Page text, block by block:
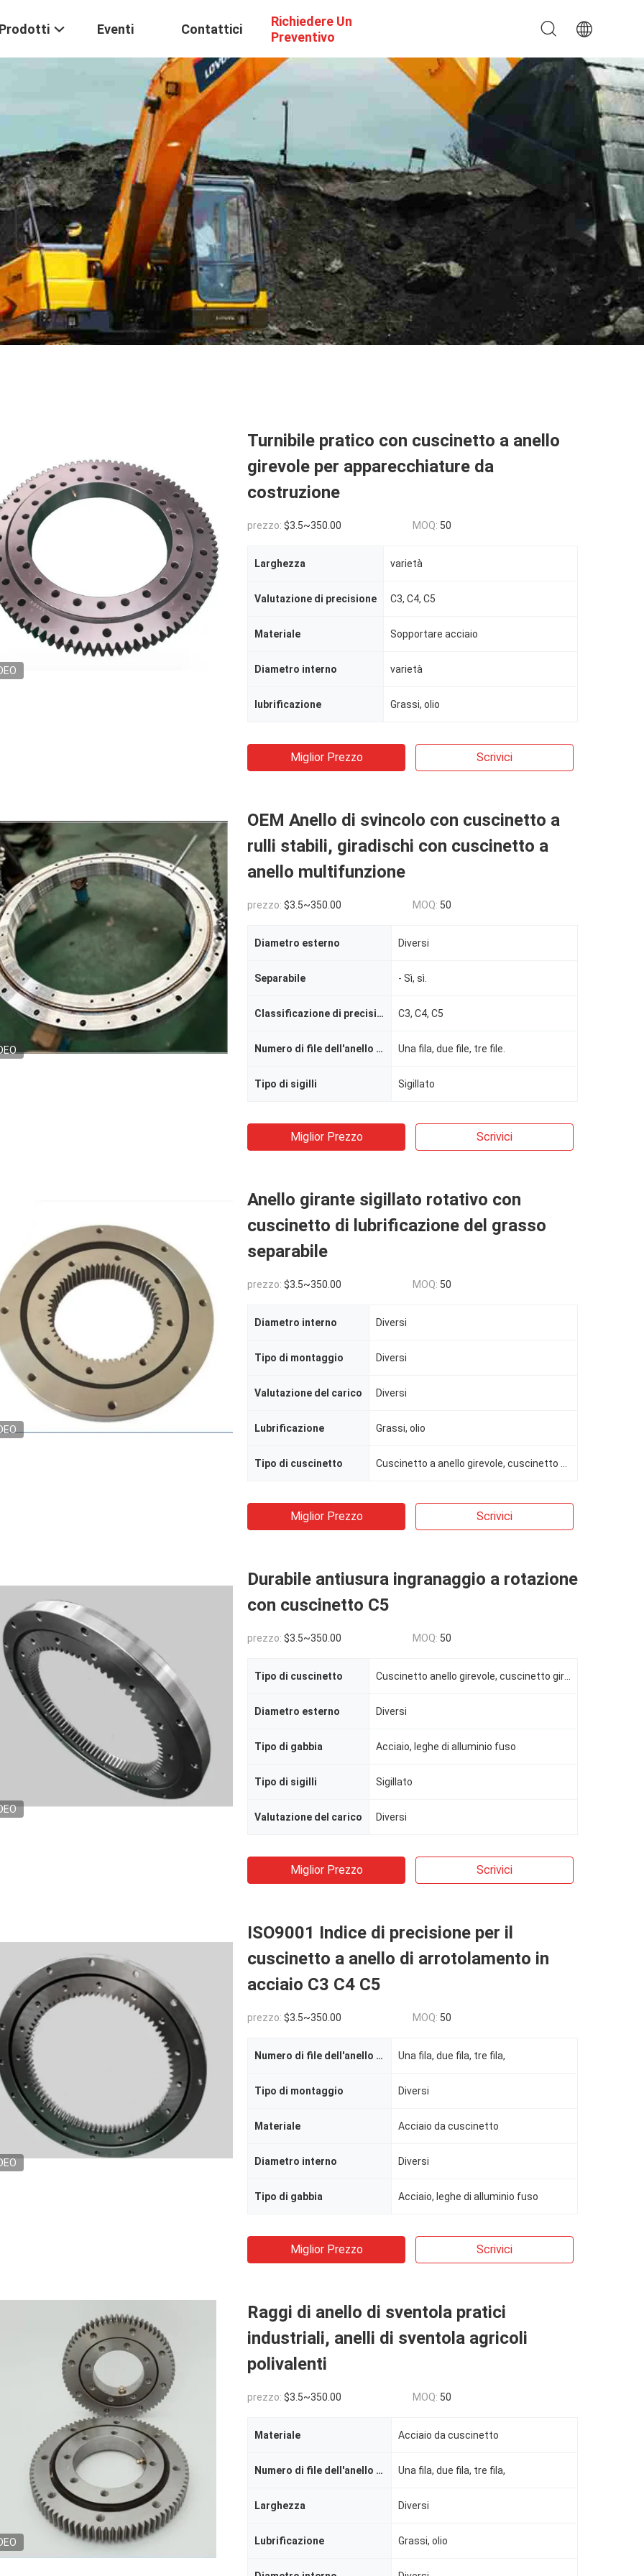
Eventi Contattici
Richiedere Un
Preventivo
Turnibile pratico con cuscinetto a anello
girevole per apparecchiature da
costruzione
prezzo: $3.5~350.00 MOQ: 50
Larghezza varietà
Valutazione di precisione C3, C4, C5
Materiale Sopportare acciaio
Diametro interno varietà
lubrificazione Grassi, olio
Miglior Prezzo Scrivici
OEM Anello di svincolo con cuscinetto a
rulli stabili, giradischi con cuscinetto a
anello multifunzione
prezzo: $3.5~350.00 MOQ: 50
Diametro esterno Diversi
Separabile - Sì, sì.
Classificazione di precisione C3, C4, C5
Numero di file dell'anello della canalizzazione Una fila, due file, tre file.
Tipo di sigilli Sigillato
Miglior Prezzo Scrivici
Anello girante sigillato rotativo con
cuscinetto di lubrificazione del grasso
separabile
prezzo: $3.5~350.00 MOQ: 50
Diametro interno Diversi
Tipo di montaggio Diversi
Valutazione del carico Diversi
Lubrificazione Grassi, olio
Tipo di cuscinetto
Miglior Prezzo Scrivici
Durabile antiusura ingranaggio a rotazione
con cuscinetto C5
prezzo: $3.5~350.00 MOQ: 50
Tipo di cuscinetto
Diametro esterno Diversi
Tipo di gabbia Acciaio, leghe di alluminio fuso
Tipo di sigilli Sigillato
Valutazione del carico Diversi
Miglior Prezzo Scrivici
ISO9001 Indice di precisione per il
cuscinetto a anello di arrotolamento in
acciaio C3 C4 C5
prezzo: $3.5~350.00 MOQ: 50
Numero di file dell'anello della canalizzazione Una fila, due fila, tre fila,
Tipo di montaggio Diversi
Materiale Acciaio da cuscinetto
Diametro interno Diversi
Tipo di gabbia Acciaio, leghe di alluminio fuso
Miglior Prezzo Scrivici
Raggi di anello di sventola pratici
industriali, anelli di sventola agricoli
polivalenti
prezzo: $3.5~350.00 MOQ: 50
Materiale Acciaio da cuscinetto
Numero di file dell'anello della canalizzazione Una fila, due fila, tre fila,
Larghezza Diversi
Lubrificazione Grassi, olio